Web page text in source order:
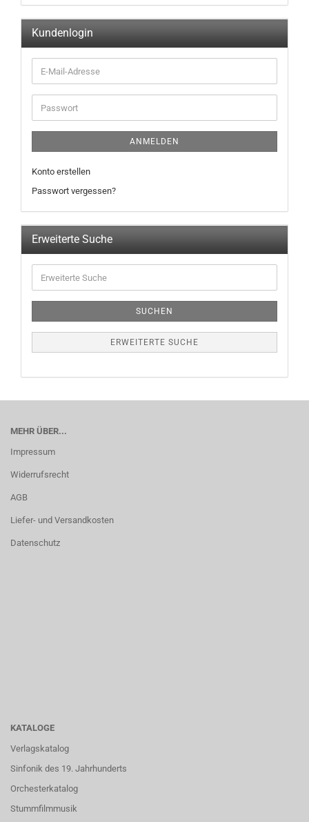
Kundenlogin
ANMELDEN
Konto erstellen
Passwort vergessen?
Erweiterte Suche
SUCHEN
ERWEITERTE SUCHE
MEHR ÜBER...
Impressum
Widerrufsrecht
AGB
Liefer- und Versandkosten
Datenschutz
KATALOGE
Verlagskatalog
Sinfonik des 19. Jahrhunderts
Orchesterkatalog
Stummfilmmusik